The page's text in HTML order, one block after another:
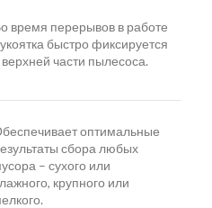
время перерывов в работе
быстро фиксируется
верхней части пылесоса.
оптимальные
сбора любых
– сухого или
крупного или